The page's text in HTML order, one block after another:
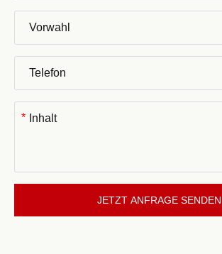
*
JETZT ANFRAGE SENDEN